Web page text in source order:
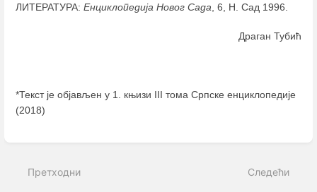
ЛИТЕРАТУРА: Енциклопедија Новог Сада , 6, Н. Сад 1996.
Драган Тубић
*Текст је објављен у 1. књизи III тома Српске енциклопедије
(2018)
mode
Претходни
Следећи